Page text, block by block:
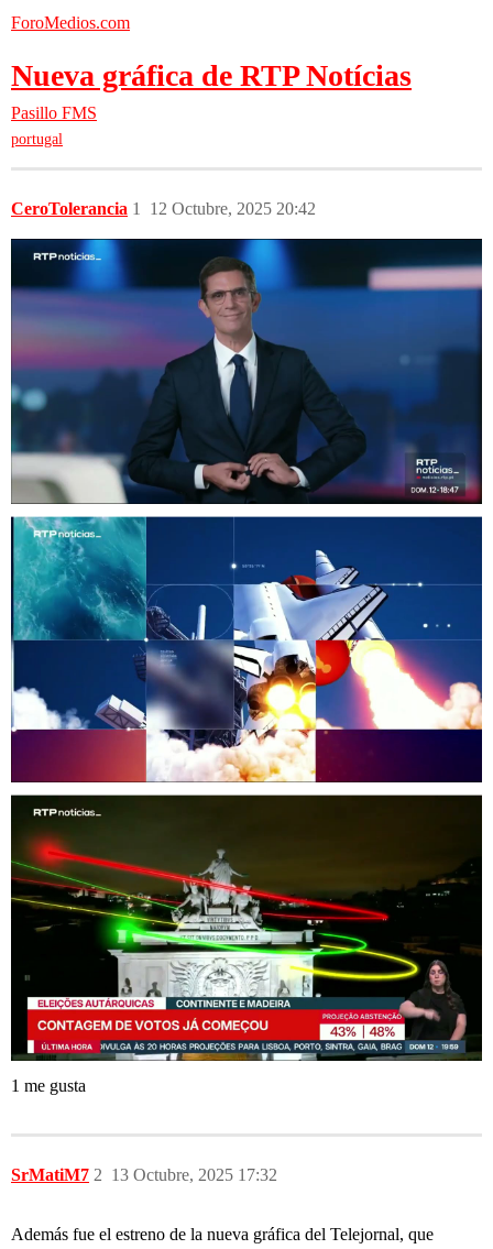
ForoMedios.com
Nueva gráfica de RTP Notícias
Pasillo FMS
portugal
CeroTolerancia 12 Octubre, 2025 20:42
1
1 me gusta
SrMatiM7 13 Octubre, 2025 17:32
2
Además fue el estreno de la nueva gráfica del Telejornal, que